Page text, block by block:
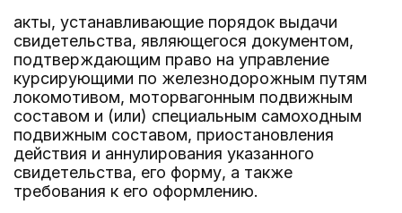
акты, устанавливающие порядок выдачи
свидетельства, являющегося документом,
подтверждающим право на управление
курсирующими по железнодорожным путям
локомотивом, моторвагонным подвижным
составом и (или) специальным самоходным
подвижным составом, приостановления
действия и аннулирования указанного
свидетельства, его форму, а также
требования к его оформлению.